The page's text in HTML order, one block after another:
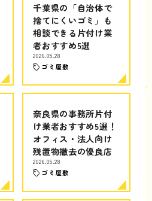
千葉県の「自治体で
捨てにくいゴミ」も
相談できる片付け業
者おすすめ5選
2026.05.28
ゴミ屋敷
奈良県の事務所片付
け業者おすすめ5選！
オフィス・法人向け
残置物撤去の優良店
2026.05.28
ゴミ屋敷